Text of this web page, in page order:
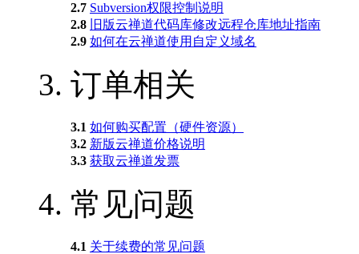
2.7 Subversion权限控制说明
2.8
旧版云禅道代码库修改远程仓库地址指南
2.9 如何在云禅道使用自定义域名
3. 订单相关
3.1 如何购买配置（硬件资源）
3.2 新版云禅道价格说明
3.3 获取云禅道发票
4. 常见问题
4.1 关于续费的常见问题